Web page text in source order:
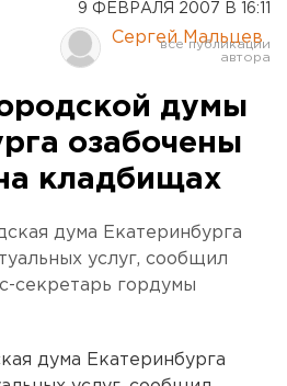
9 ФЕВРАЛЯ 2007 В 16:11
Сергей Мальцев
думы
озабочены
кладбищах
дума Екатеринбурга
услуг, сообщил
секретарь гордумы
дума Екатеринбурга